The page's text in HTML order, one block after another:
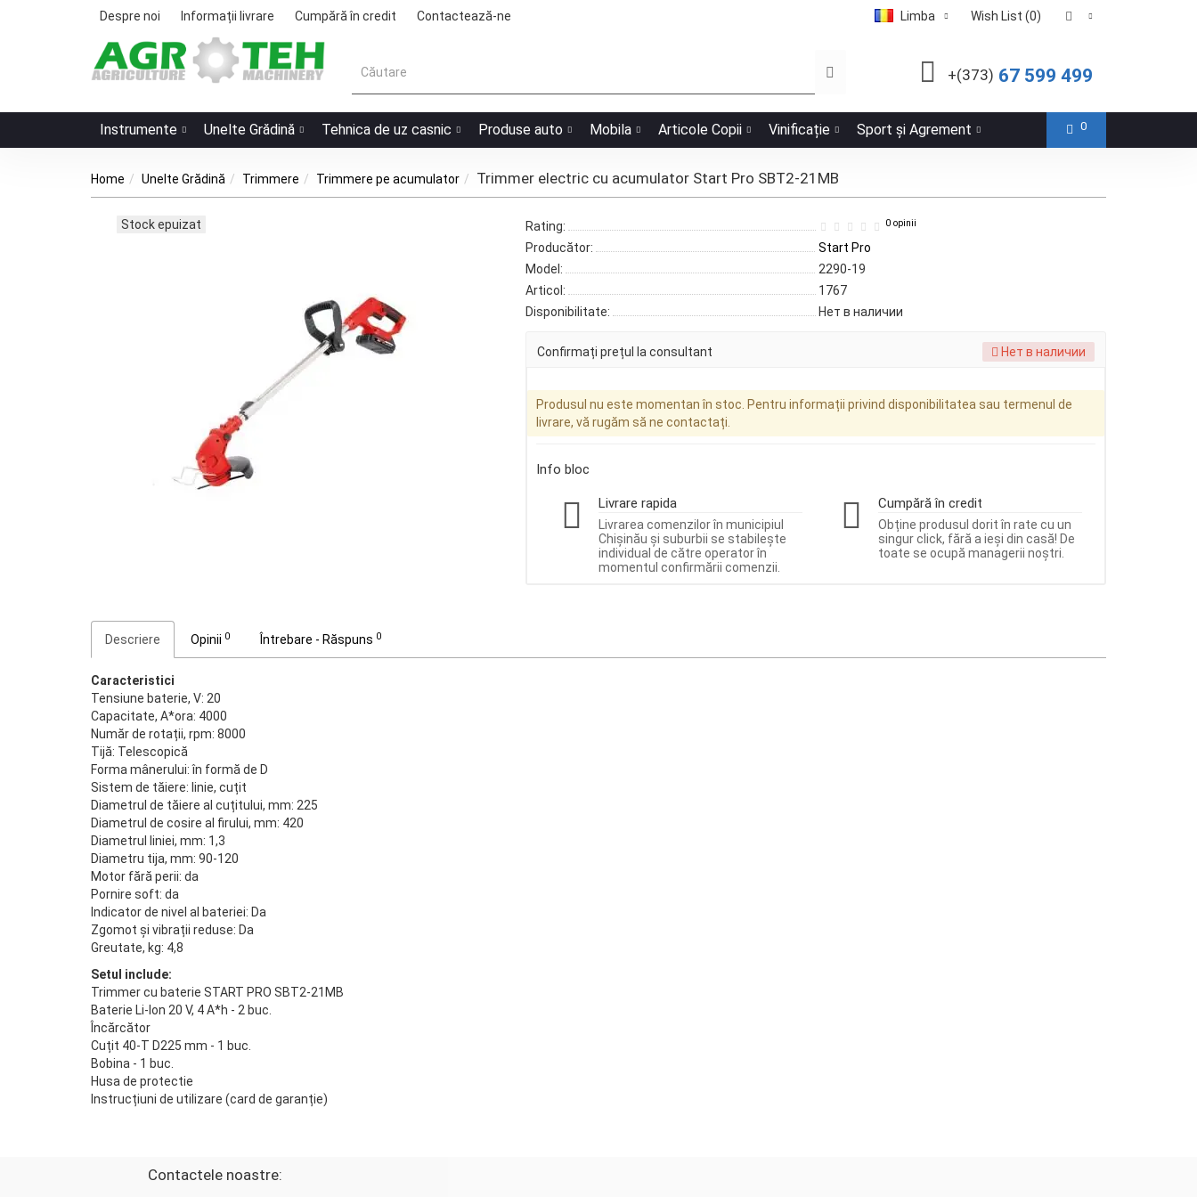
Despre noi Informații livrare Cumpără în credit Contactează-ne Limba Wish List (0)
+(373) 67 599 499
Instrumente Unelte Grădină Tehnica de uz casnic Produse auto Mobila Articole Copii Vinificație Sport și Agrement 0
Home Unelte Grădină Trimmere Trimmere pe acumulator Trimmer electric cu acumulator Start Pro SBT2-21MB
Stock epuizat Rating: 0 opinii
Producător:
Start Pro
Model:
2290-19
Articol:
1767
Disponibilitate:
Нет в наличии
Confirmați prețul la consultant Нет в наличии
Produsul nu este momentan în stoc. Pentru informații privind disponibilitatea sau termenul de
livrare, vă rugăm să ne contactați.
Info bloc
Livrare rapida
Livrarea comenzilor în municipiul
Chișinău și suburbii se stabilește
individual de către operator în
momentul confirmării comenzii.
Cumpără în credit
Obține produsul dorit în rate cu un
singur click, fără a ieși din casă! De
toate se ocupă managerii noștri.
Descriere Opinii 0 Întrebare - Răspuns 0
Caracteristici
Tensiune baterie, V: 20
Capacitate, A*ora: 4000
Număr de rotații, rpm: 8000
Tijă: Telescopică
Forma mânerului: în formă de D
Sistem de tăiere: linie, cuțit
Diametrul de tăiere al cuțitului, mm: 225
Diametrul de cosire al firului, mm: 420
Diametrul liniei, mm: 1,3
Diametru tija, mm: 90-120
Motor fără perii: da
Pornire soft: da
Indicator de nivel al bateriei: Da
Zgomot și vibrații reduse: Da
Greutate, kg: 4,8
Setul include:
Trimmer cu baterie START PRO SBT2-21MB
Baterie Li-Ion 20 V, 4 A*h - 2 buc.
Încărcător
Cuțit 40-T D225 mm - 1 buc.
Bobina - 1 buc.
Husa de protectie
Instrucțiuni de utilizare (card de garanție)
Contactele noastre: